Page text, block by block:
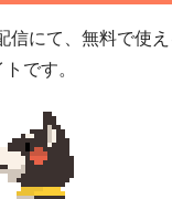
信にて、無料で使
です。